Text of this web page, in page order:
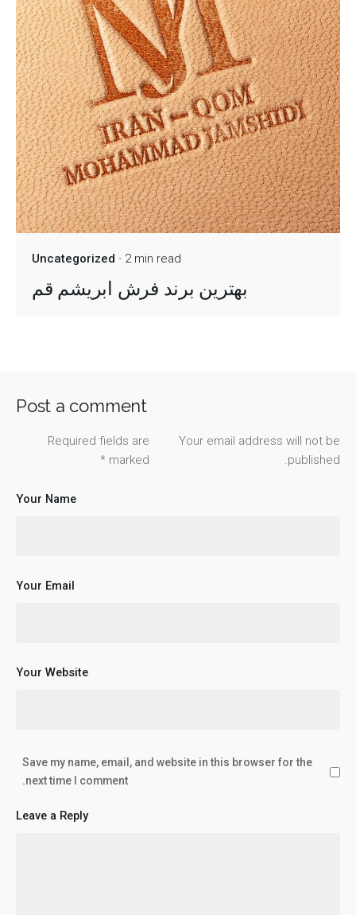
Uncategorized 2 min read
بهترین برند فرش ابریشم قم
Post a comment
Your email address will not be
published.
Required fields are
marked
*
Your Name
Your Email
Your Website
Save my name, email, and website in this browser for the
next time I comment.
Leave a Reply